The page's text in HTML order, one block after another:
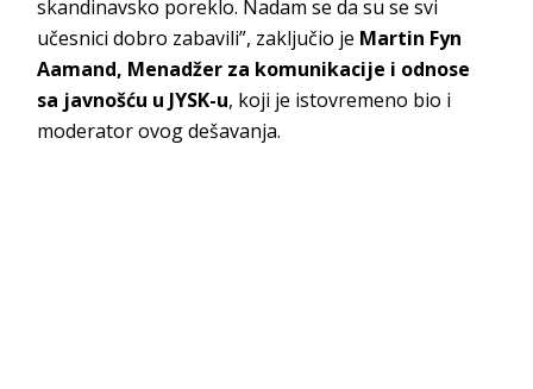
skandinavsko poreklo. Nadam se da su se svi
učesnici dobro zabavili”, zaključio je Martin Fyn
Aamand, Menadžer za komunikacije i odnose
sa javnošću u JYSK-u, koji je istovremeno bio i
moderator ovog dešavanja.